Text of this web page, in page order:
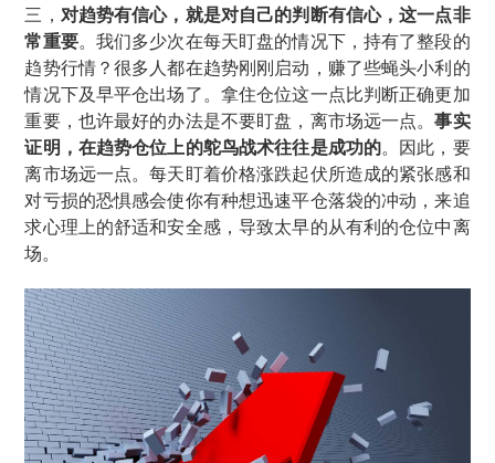
三， 对趋势有信心，就是对自己的判断有信心，这一点非
常重要。我们多少次在每天盯盘的情况下，持有了整段的
趋势行情？很多人都在趋势刚刚启动，赚了些蝇头小利的
情况下及早平仓出场了。拿住仓位这一点比判断正确更加
重要，也许最好的办法是不要盯盘，离市场远一点。事实
证明，在趋势仓位上的鸵鸟战术往往是成功的。因此，要
离市场远一点。每天盯着价格涨跌起伏所造成的紧张感和
对亏损的恐惧感会使你有种想迅速平仓落袋的冲动，来追
求心理上的舒适和安全感，导致太早的从有利的仓位中离
场。